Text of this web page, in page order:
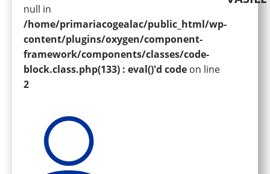
null in
/home/primariacogealac/public_html/wp-
content/plugins/oxygen/component-
framework/components/classes/code-
block.class.php(133) : eval()'d code on line
2